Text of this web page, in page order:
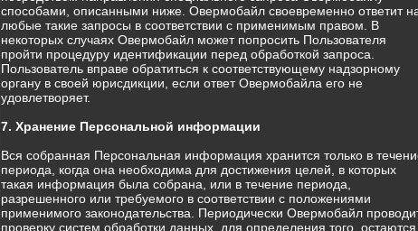
способами, описанными ниже. Овермобайл своевременно ответит
любые такие запросы в соответствии с применимым правом. В
некоторых случаях Овермобайл может попросить Пользователя
пройти процедуру идентификации перед обработкой запроса.
Пользователь вправе обратиться к соответствующему надзорному
органу в своей юрисдикции, если ответ Овермобайла его не
удовлетворяет.
7. Хранение Персональной информации
Вся собранная Персональная информация хранится только в
периода, когда она необходима для достижения целей, в которых
такая информация была собрана, или в течение периода,
разрешенного или требуемого в соответствии с положениями
применимого законодательства. Периодически Овермобайл
проверку систем обработки данных, для определения того, остаются